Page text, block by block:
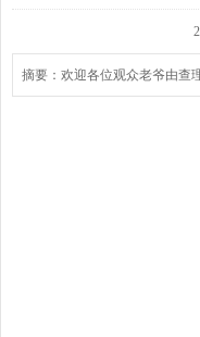
摘要：欢迎各位观众老爷由查